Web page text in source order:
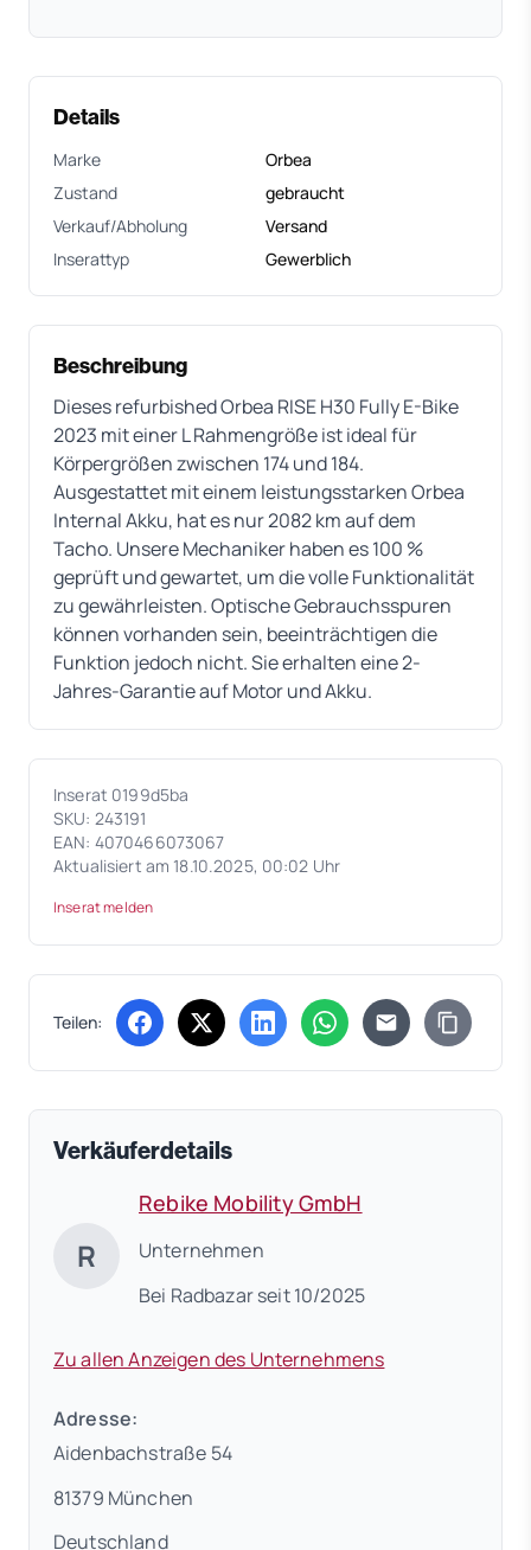
Details
Marke
Orbea
Zustand
gebraucht
Verkauf/Abholung
Versand
Inserattyp
Gewerblich
Beschreibung
Dieses refurbished Orbea RISE H30 Fully E-Bike
2023 mit einer L Rahmengröße ist ideal für
Körpergrößen zwischen 174 und 184.
Ausgestattet mit einem leistungsstarken Orbea
Internal Akku, hat es nur 2082 km auf dem
Tacho. Unsere Mechaniker haben es 100 %
geprüft und gewartet, um die volle Funktionalität
zu gewährleisten. Optische Gebrauchsspuren
können vorhanden sein, beeinträchtigen die
Funktion jedoch nicht. Sie erhalten eine 2-
Jahres-Garantie auf Motor und Akku.
Inserat 0199d5ba
SKU: 243191
EAN: 4070466073067
Aktualisiert am 18.10.2025, 00:02 Uhr
Inserat melden
Teilen: (öffnet in neuem Tab)
(öffnet in neuem Tab)
(öffnet in neuem Tab)
(öffnet in neuem Tab)
Verkäuferdetails
R
Rebike Mobility GmbH
Unternehmen
Bei Radbazar seit 10/2025
Zu allen Anzeigen des Unternehmens
Adresse:
Aidenbachstraße 54
81379 München
Deutschland